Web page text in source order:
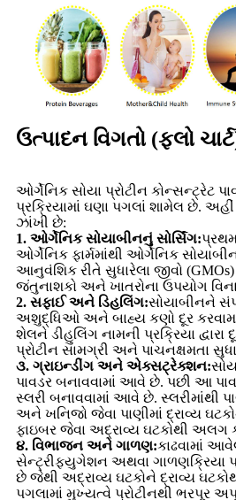
ઉત્પાદન વિગતો (ફ્લો
ઓર્ગેનિક સોયા પ્રોટીન કોન્સન્ટ્રેટ
પ્રક્રિયામાં ઘણા પગલાં શામેલ છે. અહીં
ઝાંખી છે:
1. ઓર્ગેનિક સોયાબીનનું સોર્સિંગ:
ઓર્ગેનિક ફાર્મમાંથી ઓર્ગેનિક
આનુવંશિક રીતે સુધારેલા જીવો
જંતુનાશકો અને ખાતરોના ઉપયોગ
2. સફાઈ અને ડિહલિંગ:સોયાબીનને
અશુદ્ધિઓ અને બાહ્ય કણો દૂર
શેલને ડીહુલિંગ નામની પ્રક્રિયા
પ્રોટીન સામગ્રી અને પાચનક્ષમતા
૩. ગ્રાઇન્ડીંગ અને એક્સટ્રેક્શન:
પાવડર બનાવવામાં આવે છે. પછી આ
સ્લરી બનાવવામાં આવે છે. સ્લરીમાંથી
અને ખનિજો જેવા પાણીમાં દ્રાવ્ય
ફાઇબર જેવા અદ્રાવ્ય ઘટકોથી અલગ
૪. વિભાજન અને ગાળણ:કાઢવામાં
સેન્ટ્રીફ્યુગેશન અથવા ગાળણક્રિયા
છે જેથી અદ્રાવ્ય ઘટકોને દ્રાવ્ય
પગલામાં મુખ્યત્વે પ્રોટીનથી ભરપૂર